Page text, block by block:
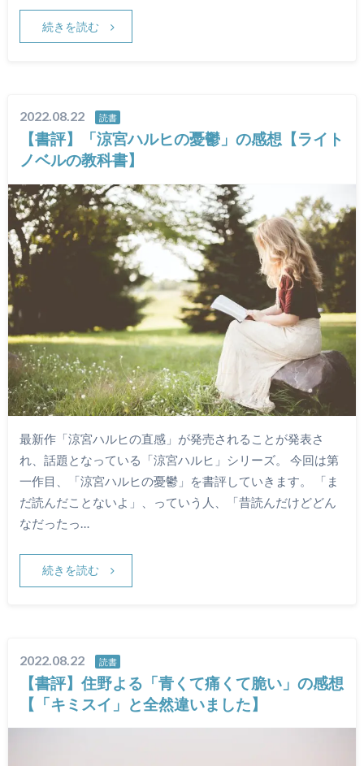
続きを読む
2022.08.22 読書
【書評】「涼宮ハルヒの憂鬱」の感想【ライト
ノベルの教科書】
最新作「涼宮ハルヒの直感」が発売されることが発表さ
れ、話題となっている「涼宮ハルヒ」シリーズ。 今回は第
一作目、「涼宮ハルヒの憂鬱」を書評していきます。 「ま
だ読んだことないよ」、っていう人、「昔読んだけどどん
なだったっ…
続きを読む
2022.08.22 読書
【書評】住野よる「青くて痛くて脆い」の感想
【「キミスイ」と全然違いました】